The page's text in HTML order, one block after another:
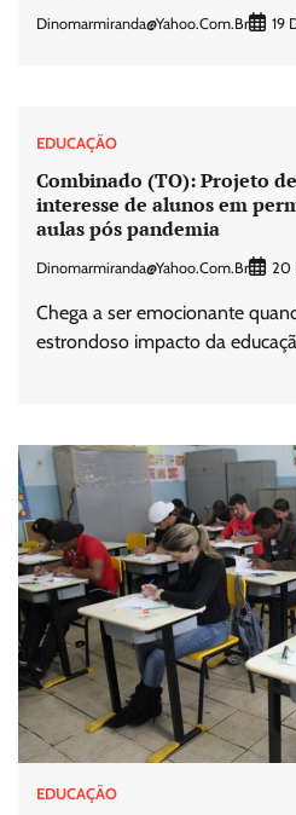
Dinomarmiranda@yahoo.com.br 19
EDUCAÇÃO
Combinado (TO): Projeto
interesse de alunos em
aulas pós pandemia
Dinomarmiranda@yahoo.com.br 20
Chega a ser emocionante
estrondoso impacto da
EDUCAÇÃO